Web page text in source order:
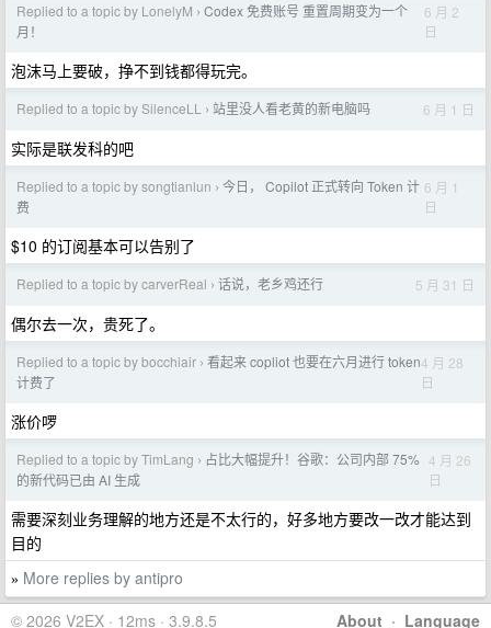
Replied to a topic by LonelyM › Codex 免费账号 重置周期变为一个
月！
6 月 2
日
泡沫马上要破，挣不到钱都得玩完。
Replied to a topic by SilenceLL › 站里没人看老黄的新电脑吗 6 月 1 日
实际是联发科的吧
Replied to a topic by songtianlun › 今日， Copilot 正式转向 Token 计
费
6 月 1
日
$10 的订阅基本可以告别了
Replied to a topic by carverReal › 话说，老乡鸡还行 5 月 31 日
偶尔去一次，贵死了。
Replied to a topic by bocchiair › 看起来 copliot 也要在六月进行 token
计费了
4 月 28
日
涨价啰
Replied to a topic by TimLang › 占比大幅提升！谷歌：公司内部 75%
的新代码已由 AI 生成
4 月 26
日
需要深刻业务理解的地方还是不太行的，好多地方要改一改才能达到
目的
» More replies by antipro
About · Language
© 2026 V2EX · 12ms · 3.9.8.5